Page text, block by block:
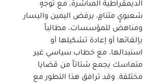
الديمقراطية المباشرة، مع توجهٍ
شعبويٍ متنامٍ، يرفض اليمين واليسار
ومناهض للمؤسسات، مطالباً
بإلغائها أو إعادة تشكيلها أو
استبدالها، مع خطاب سياسي غير
متماسك يجمع شتاتاً من قضايا
مختلفة. وقد ترافق هذا التطور مع